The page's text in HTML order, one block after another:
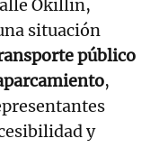
Okillin,
situación
público
,
y